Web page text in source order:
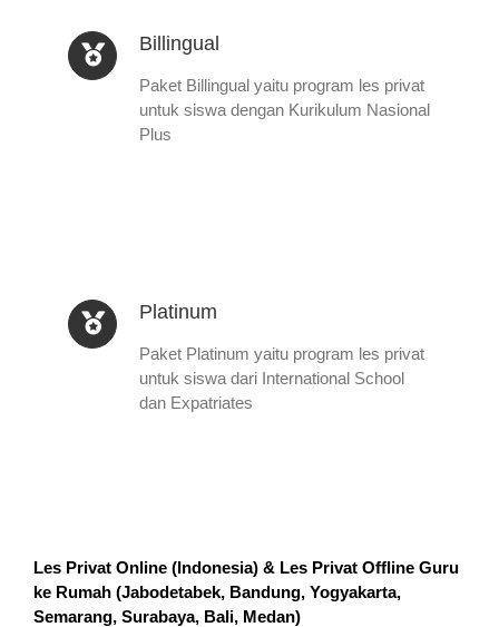
Billingual
Paket Billingual yaitu program les privat
untuk siswa dengan Kurikulum Nasional
Plus
Platinum
Paket Platinum yaitu program les privat
untuk siswa dari International School
dan Expatriates
Les Privat Online (Indonesia) & Les Privat Offline Guru
ke Rumah (Jabodetabek, Bandung, Yogyakarta,
Semarang, Surabaya, Bali, Medan)